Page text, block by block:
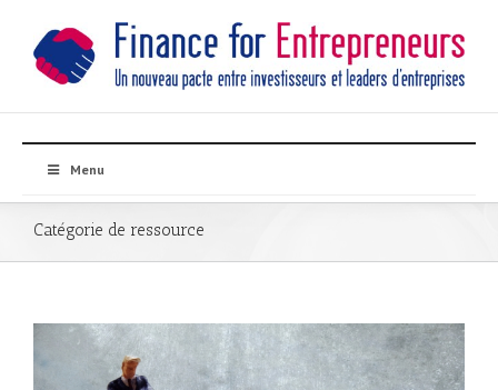
Menu
Catégorie de ressource